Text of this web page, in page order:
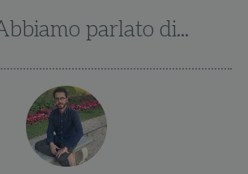
parlato di...